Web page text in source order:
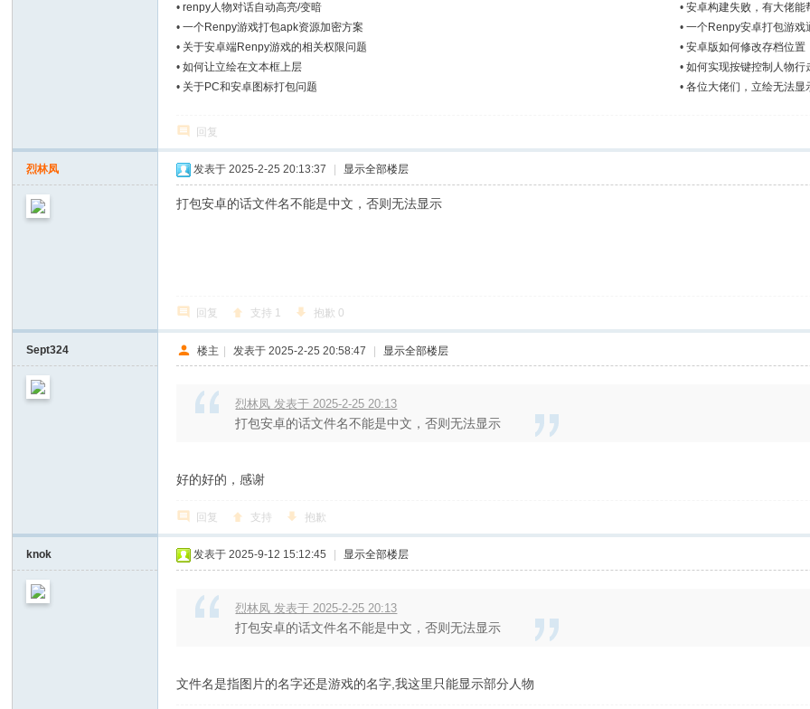
•renpy人物对话自动高亮/变暗 •安卓构建失败，有大佬能
•一个Renpy游戏打包apk资源加密方案 •一个Renpy安卓打包游戏
• 关于安卓端Renpy游戏的相关权限问题 •安卓版如何修改存档位置
•如何让立绘在文本框上层 •如何实现按键控制人物行
• 关于PC和安卓图标打包问题 •各位大佬们，立绘无法显
回复
烈林凤 发表于 2025-2-25 20:13:37 显示全部楼层
打包安卓的话文件名不能是中文，否则无法显示
回复 支持 1 抱歉 0
Sept324 楼主 | 发表于 2025-2-25 20:58:47 | 显示全部楼层
烈林凤 发表于 2025-2-25 20:13
打包安卓的话文件名不能是中文，否则无法显示
好的好的，感谢
回复 支持 抱歉
knok 发表于 2025-9-12 15:12:45 显示全部楼层
烈林凤 发表于 2025-2-25 20:13
打包安卓的话文件名不能是中文，否则无法显示
文件名是指图片的名字还是游戏的名字,我这里只能显示部分人物